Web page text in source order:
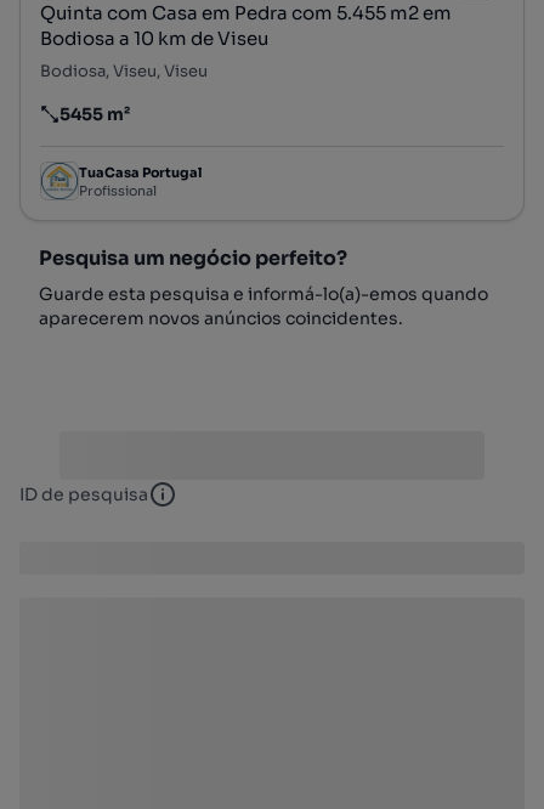
Quinta com Casa em Pedra com 5.455 m2 em
Bodiosa a 10 km de Viseu
Bodiosa, Viseu, Viseu
Preço por metro quadrado
5455 m²
TuaCasa Portugal
Profissional
Pesquisa um negócio perfeito?
Guarde esta pesquisa e informá-lo(a)-emos quando
aparecerem novos anúncios coincidentes.
ID de pesquisa ID de pesquisa